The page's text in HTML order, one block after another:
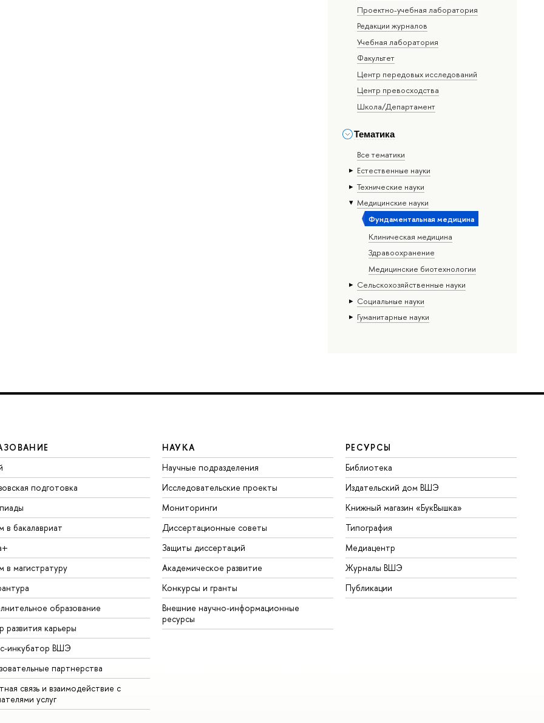
Проектно-учебная лаборатория
Редакции журналов
Учебная лаборатория
Факультет
Центр передовых исследований
Центр превосходства
Школа/Департамент
Тематика
Все тематики
Естественные науки
Тех­ничес­кие науки
Медицинские науки
Фундаментальная медицина
Клиническая медицина
Здравоохранение
Медицинские биотехнологии
Сельскохозяйственные науки
Социальные науки
Гуманитарные науки
подготовка
в бакалавриат
в магистратуру
образование
развития карьеры
инкубатор ВШЭ
партнерства
связь и взаимодействие с
услуг
НАУКА
Научные подразделения
Исследовательские проекты
Мониторинги
Диссертационные советы
Защиты диссертаций
Академическое развитие
Конкурсы и гранты
Внешние научно-информационные
ресурсы
РЕСУРСЫ
Библиотека
Издательский дом ВШЭ
Книжный магазин «БукВышка»
Типография
Медиацентр
Журналы ВШЭ
Публикации